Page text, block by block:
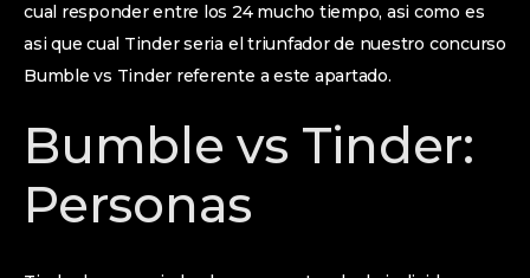
cual responder entre los 24 mucho tiempo, asi­ como es
asi que cual Tinder seri­a el triunfador de nuestro concurso
Bumble vs Tinder referente a este apartado.
Bumble vs Tinder:
Personas